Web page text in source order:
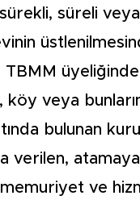
süreli
TBMM
köy veya
bulunan
verilen,
ve